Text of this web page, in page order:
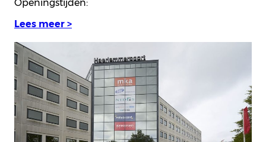
Openingstijden:
Lees meer >